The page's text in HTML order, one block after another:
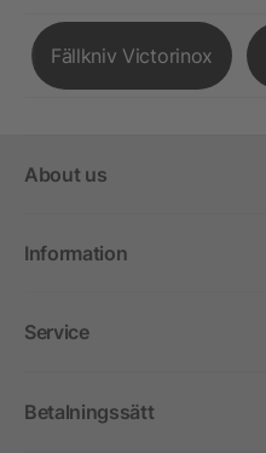
Fällkniv Victorinox
About us
Information
Service
Betalningssätt